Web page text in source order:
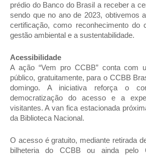
prédio do Banco do Brasil a receber a
sendo que no ano de 2023, obtivemos
certificação, como reconhecimento do
gestão ambiental e a sustentabilidade.
Acessibilidade
A ação “Vem pro CCBB” conta com
público, gratuitamente, para o CCBB
domingo. A iniciativa reforça o
democratização do acesso e a
visitantes. A van fica estacionada
da Biblioteca Nacional.
O acesso é gratuito, mediante retirada
bilheteria do CCBB ou ainda pelo